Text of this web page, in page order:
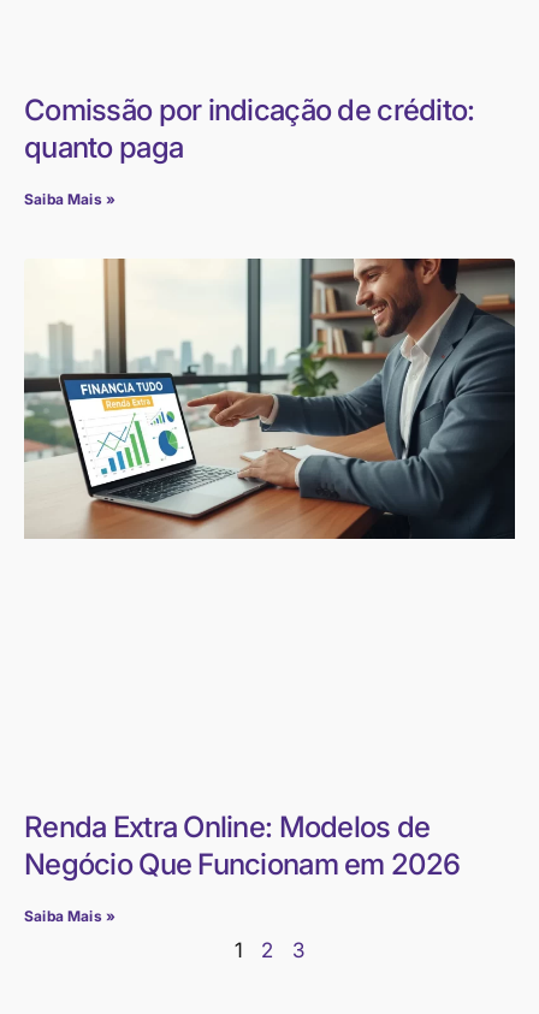
Comissão por indicação de crédito:
quanto paga
Saiba Mais »
Renda Extra Online: Modelos de
Negócio Que Funcionam em 2026
Saiba Mais »
1 2 3